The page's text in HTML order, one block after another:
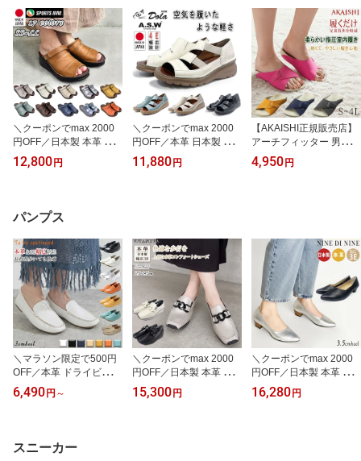
ポート クッション 軽量
疲れにくい 男女兼用 室
内履き 屋外履き 健康サ
ンダル M～5L
春 夏 秋 冬
膜炎 足トラブル 健康維
持 下半身 むくみ S～4L
603
＼クーポンでmax 2000
円OFF／日本製 本革 ス
ポーツナイン 2WAY サボ
風サンダル インコルジェ
レディース ストラップ
レザー 甲高 幅広 外反母
趾 神戸靴 コンフォート
シューズ 幅広3E 痛くな
い 走れる SPORTS NINE
4039
12,800円
＼クーポンでmax 2000
円OFF／本革 日本製 コ
ンフォートサンダル レデ
ィース サンダル 軽量 幅
甲高 外反母趾 疲れにく
い 撥水 エルフ elfe 旅行
SPORTSNINE AirSense
Walk 0053
11,880円
【AKAISHI正規販売店】
アーチフィッター 男女兼
用 健康サンダル スリッ
パ 室内用 ルームシュー
膜炎 足トラブル 健康維
持 下半身 むくみ S～4L
603
4,950円
パンプス
＼マラソン限定で500円
OFF／本革 ドライビング
シューズ ローファー モ
カシン スリッポン レデ
リナ 大人 カジュアルシ
ューズ 柔らかい 歩きや
6,490円 ～
＼クーポンでmax 2000
円OFF／日本製 本革 厚
底 幅広3E レディース お
しゃれ 天然皮革 レザー
15,300円
＼クーポンでmax 2000
円OFF／日本製 本革 パ
ンプス 痛くない 歩きや
すい 走れるローヒール
16,280円
スニーカー